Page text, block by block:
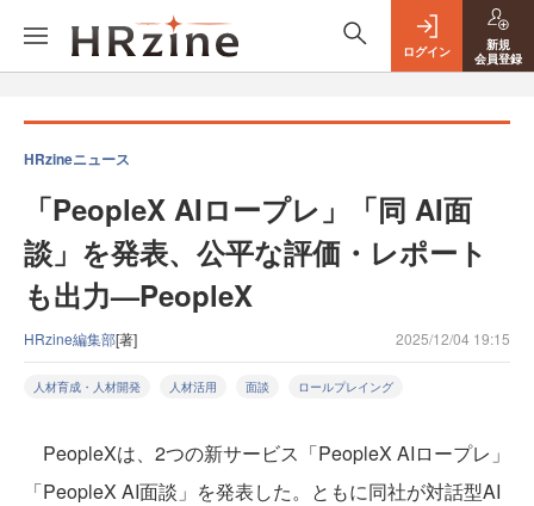
ログイン
新規
会員登録
HRzineニュース
「PeopleX AIロープレ」「同 AI面
談」を発表、公平な評価・レポート
も出力—PeopleX
HRzine編集部[著] 2025/12/04 19:15
人材育成・人材開発 人材活用 面談 ロールプレイング
PeopleXは、2つの新サービス「PeopleX AIロープレ」
「PeopleX AI面談」を発表した。ともに同社が対話型AI